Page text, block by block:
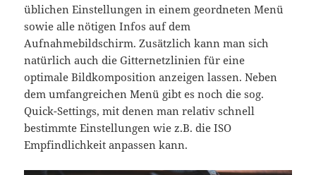
üblichen Einstellungen in einem geordneten Menü
sowie alle nötigen Infos auf dem
Aufnahmebildschirm. Zusätzlich kann man sich
natürlich auch die Gitternetzlinien für eine
optimale Bildkomposition anzeigen lassen. Neben
dem umfangreichen Menü gibt es noch die sog.
Quick-Settings, mit denen man relativ schnell
bestimmte Einstellungen wie z.B. die ISO
Empfindlichkeit anpassen kann.